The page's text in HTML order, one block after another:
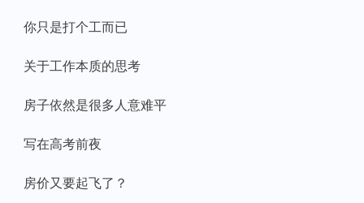
你只是打个工而已
关于工作本质的思考
房子依然是很多人意难平
写在高考前夜
房价又要起飞了？